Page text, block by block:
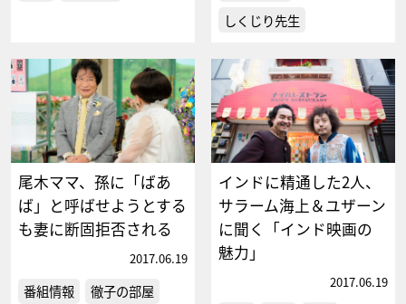
しくじり先生
尾木ママ、孫に「ばあ
ば」と呼ばせようとする
も妻に断固拒否される
2017.06.19
番組情報 徹子の部屋
インドに精通した2人、
サラーム海上＆ユザーン
に聞く「インド映画の
魅力」
2017.06.19